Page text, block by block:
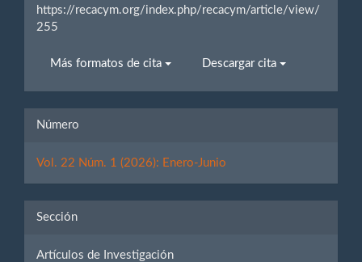
https://recacym.org/index.php/recacym/article/view/
255
Más formatos de cita Descargar cita
Número
Vol. 22 Núm. 1 (2026): Enero-Junio
Sección
Artículos de Investigación